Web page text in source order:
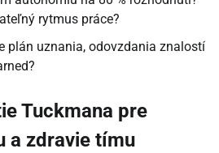
rytmus práce?
plán uznania, odovzdania znalostí
Tuckmana pre
a zdravie tímu